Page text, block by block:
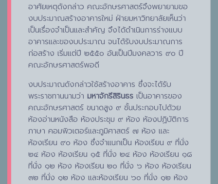
อาศัยเหตุดังกล่าว คณะอักษรศาสตร์จึงพยายามขอ
งบประมาณสร้างอาคารใหม่ ฝ่ายมหาวิทยาลัยเห็นว่า
เป็นเรื่องจำเป็นและสำคัญ จึงได้ดำเนินการร่างแบบ
อาคารและของบประมาณ จนได้รับงบประมาณการ
ก่อสร้าง เริ่มแต่ปี ๒๕๕๐ อันเป็นปีมงคลวาร ๙๐ ปี
คณะอักษรศาสตร์พอดี
งบประมาณดังกล่าวใช้สร้างอาคาร ซึ่งจะได้รับ
พระราชทานนามว่า มหาจักรีสิรินธร เป็นอาคารของ
คณะอักษรศาสตร์ ขนาดสูง ๙ ชั้นประกอบไปด้วย
ห้องอ่านหนังสือ ห้องประชุม ๙ ห้อง ห้องปฏิบัติการ
ภาษา คอมพิวเตอร์และภูมิศาสตร์ ๗ ห้อง และ
ห้องเรียน ๙๐ ห้อง ซึ่งจำแนกเป็น ห้องเรียน ๙ ที่นั่ง
๒๔ ห้อง ห้องเรียน ๑๕ ที่นั่ง ๒๔ ห้อง ห้องเรียน ๑๘
ที่นั่ง ๑๒ ห้อง ห้องเรียน ๒๐ ที่นั่ง ๖ ห้อง ห้องเรียน
๓๒ ที่นั่ง ๑๒ ห้อง และห้องเรียน ๖๐ ที่นั่ง ๑๒ ห้อง